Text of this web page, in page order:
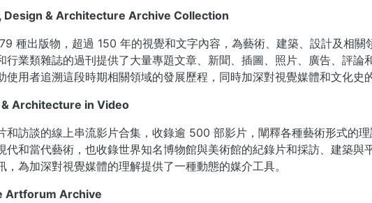
Design & Architecture Archive Collection
種出版物，超過 150 年的視覺和文字內容，為藝術、建築、設計及相
行業類雜誌的過刊提供了大量專題文章、新聞、插圖、照片、廣告、評
使用者追溯這段時期相關領域的發展歷程，同時加深對視覺媒體和文化史
& Architecture in Video
和訪談的線上串流影片合集，收錄逾 500 部影片，闡釋各種藝術形式的
代和當代藝術，也收錄世界知名博物館與美術館的紀錄片和採訪、建築
，為加深對視覺媒體的理解提供了一種動態的媒介工具。
Artforum Archive